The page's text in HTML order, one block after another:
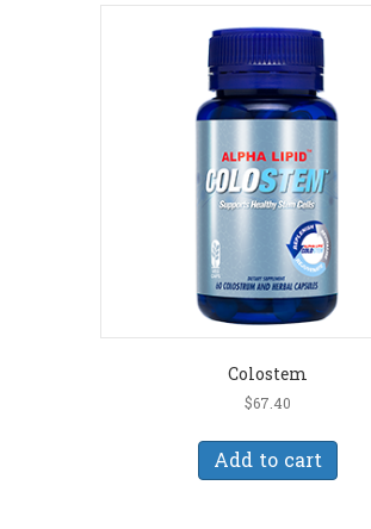
Colostem
$67.40
Add to cart